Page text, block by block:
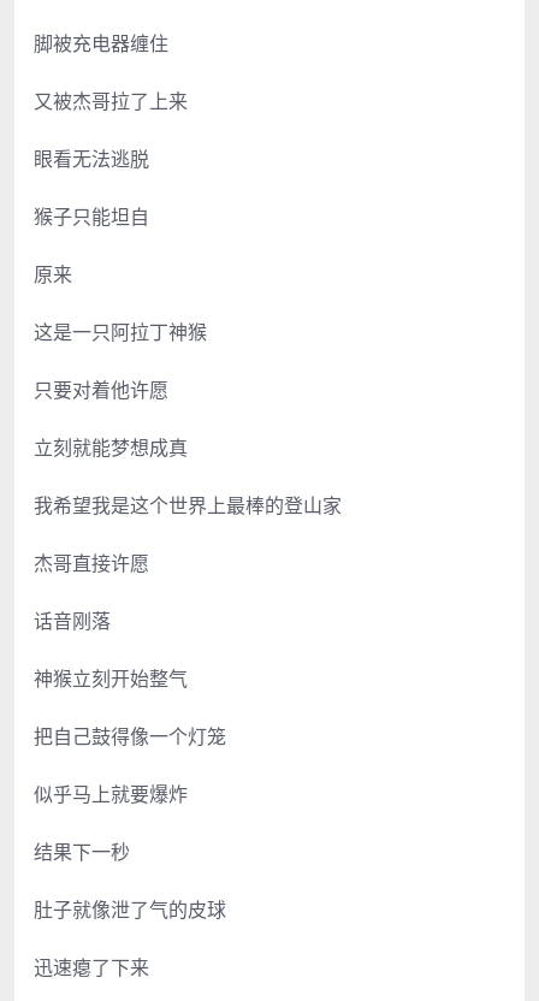
脚被充电器缠住
又被杰哥拉了上来
眼看无法逃脱
猴子只能坦自
原来
这是一只阿拉丁神猴
只要对着他许愿
立刻就能梦想成真
我希望我是这个世界上最棒的登山家
杰哥直接许愿
话音刚落
神猴立刻开始整气
把自己鼓得像一个灯笼
似乎马上就要爆炸
结果下一秒
肚子就像泄了气的皮球
迅速瘪了下来